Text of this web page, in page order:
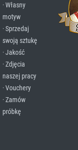
· Własny
motyw
· Sprzedaj
swoją sztukę
· Jakość
· Zdjęcia
naszej pracy
· Vouchery
· Zamów
próbkę